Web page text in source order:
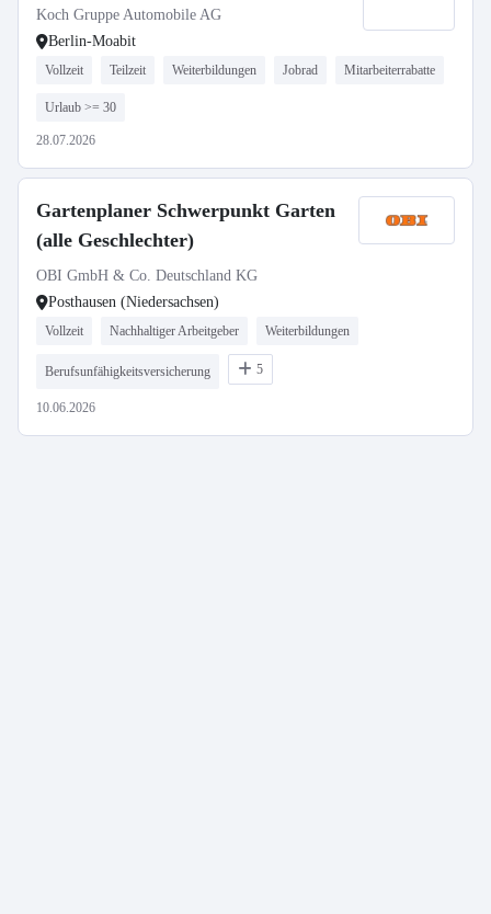
Koch Gruppe Automobile AG
Berlin-Moabit
Vollzeit Teilzeit Weiterbildungen Jobrad Mitarbeiterrabatte
Urlaub >= 30
28.07.2026
Gartenplaner Schwerpunkt Garten
(alle Geschlechter)
OBI GmbH & Co. Deutschland KG
Posthausen (Niedersachsen)
Vollzeit Nachhaltiger Arbeitgeber Weiterbildungen
Berufsunfähigkeitsversicherung 5
10.06.2026